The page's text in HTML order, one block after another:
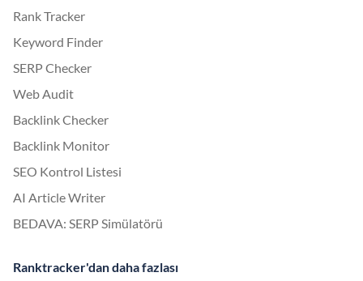
Rank Tracker
Keyword Finder
SERP Checker
Web Audit
Backlink Checker
Backlink Monitor
SEO Kontrol Listesi
AI Article Writer
BEDAVA: SERP Simülatörü
Ranktracker'dan daha fazlası